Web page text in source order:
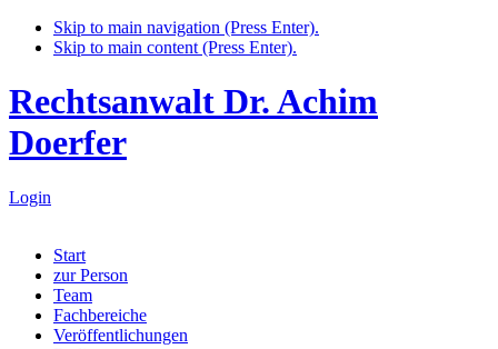
Skip to main navigation (Press Enter).
Skip to main content (Press Enter).
Rechtsanwalt Dr. Achim
Doerfer
Login
Start
zur Person
Team
Fachbereiche
Veröffentlichungen